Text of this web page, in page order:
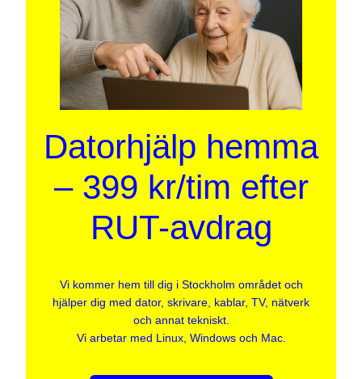
Datorhjälp hemma
– 399 kr/tim efter
RUT-avdrag
Vi kommer hem till dig i Stockholm området och
hjälper dig med dator, skrivare, kablar, TV, nätverk
och annat tekniskt.
Vi arbetar med Linux, Windows och Mac.